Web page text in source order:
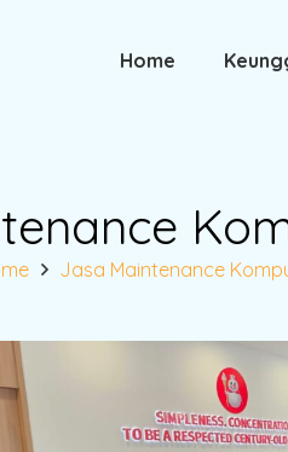
Home
Jasa Maintenance